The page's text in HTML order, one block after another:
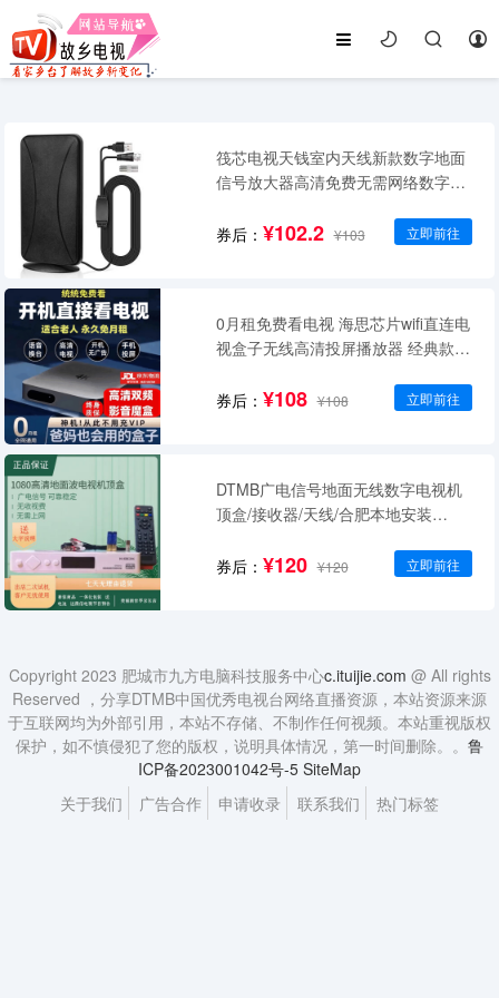
筏芯电视天钱室内天线新款数字地面
信号放大器高清免费无需网络数字
券后： ¥102.2 ¥103 立即前往
0月租免费看电视 海思芯片wifi直连电
视盒子无线高清投屏播放器 经典款
券后： ¥108 ¥108 立即前往
DTMB广电信号地面无线数字电视机
顶盒/接收器/天线/合肥本地安装
券后： ¥120 ¥120 立即前往
Copyright 2023 肥城市九方电脑科技服务中心c.ituijie.com @ All rights
Reserved ，分享DTMB中国优秀电视台网络直播资源，本站资源来源
于互联网均为外部引用，本站不存储、不制作任何视频。本站重视版权
保护，如不慎侵犯了您的版权，说明具体情况，第一时间删除。。 鲁
ICP备2023001042号-5 SiteMap
关于我们
广告合作 申请收录 联系我们 热门标签